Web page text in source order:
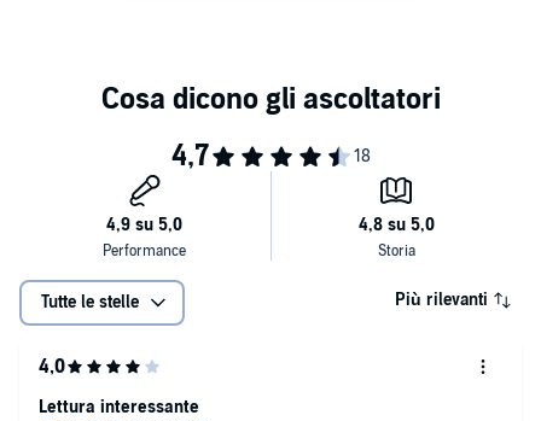
Tutte le stelle Più rilevanti
Lettura interessante